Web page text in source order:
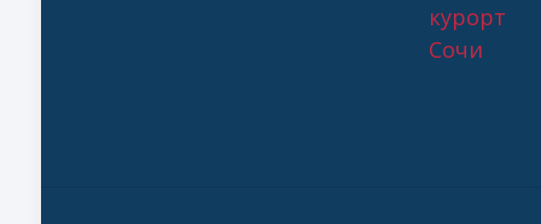
курорт
Сочи